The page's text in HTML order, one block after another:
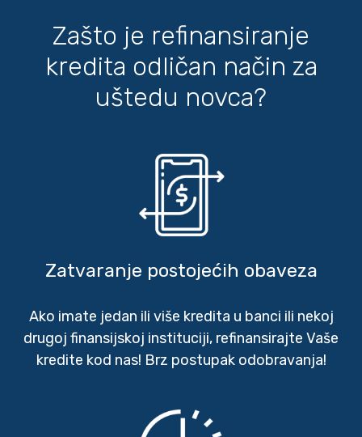
Zašto je refinansiranje
kredita odličan način za
uštedu novca?
Zatvaranje postojećih obaveza
Ako imate jedan ili više kredita u banci ili nekoj
drugoj finansijskoj instituciji, refinansirajte Vaše
kredite kod nas! Brz postupak odobravanja!